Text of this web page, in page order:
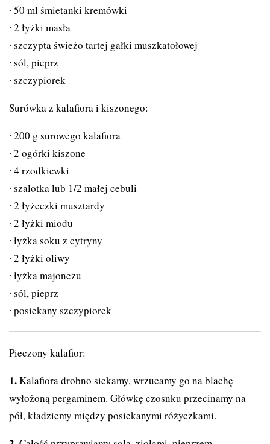
50 ml śmietanki kremówki
2 łyżki masła
szczypta świeżo tartej gałki muszkatołowej
sól, pieprz
szczypiorek
Surówka z kalafiora i kiszonego:
200 g surowego kalafiora
2 ogórki kiszone
4 rzodkiewki
szalotka lub 1/2 małej cebuli
2 łyżeczki musztardy
2 łyżki miodu
łyżka soku z cytryny
2 łyżki oliwy
łyżka majonezu
sól, pieprz
posiekany szczypiorek
Pieczony kalafior:
Kalafiora drobno siekamy, wrzucamy go na blachę
wyłożoną pergaminem. Główkę czosnku przecinamy na
pół, kładziemy między posiekanymi różyczkami.